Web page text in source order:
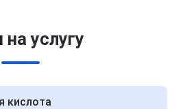
услугу
кислота